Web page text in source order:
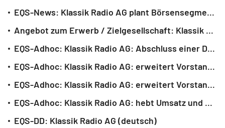
EQS-News: Klassik Radio AG plant Börsensegmentwechsel (deutsch)
Angebot zum Erwerb / Zielgesellschaft: Klassik Radio AG; Bieter: UK Media Invest GmbH
EQS-Adhoc: Klassik Radio AG: Abschluss einer Downlisting-Vereinbarung mit der UK Media Invest GmbH und Ankündigung eines Downlisting-Erwerbsangebots der UK Media Invest GmbH (deutsch)
EQS-Adhoc: Klassik Radio AG: erweitert Vorstand (deutsch)
EQS-Adhoc: Klassik Radio AG: erweitert Vorstand (deutsch)
EQS-Adhoc: Klassik Radio AG: hebt Umsatz und EBITDA-Prognose für das Geschäftsjahr 2023 deutlich an (deutsch)
EQS-DD: Klassik Radio AG (deutsch)